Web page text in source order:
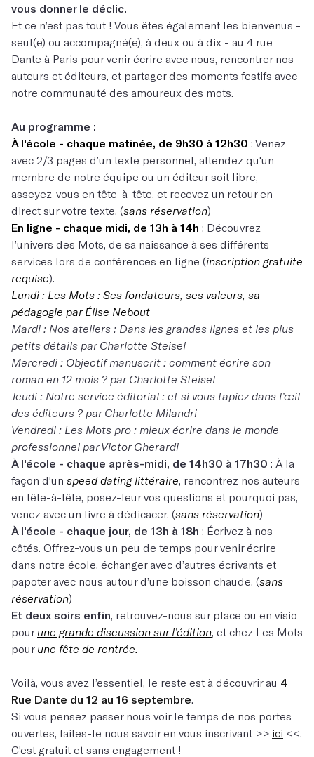
vous donner le déclic.
Et ce n’est pas tout ! Vous êtes également les bienvenus -
seul(e) ou accompagné(e), à deux ou à dix - au 4 rue
Dante à Paris pour venir écrire avec nous, rencontrer nos
auteurs et éditeurs, et partager des moments festifs avec
notre communauté des amoureux des mots.
Au programme :
À l'école - chaque matinée, de 9h30 à 12h30 : Venez
avec 2/3 pages d’un texte personnel, attendez qu'un
membre de notre équipe ou un éditeur soit libre,
asseyez-vous en tête-à-tête, et recevez un retour en
direct sur votre texte. (sans réservation)
En ligne - chaque midi, de 13h à 14h : Découvrez
l’univers des Mots, de sa naissance à ses différents
services lors de conférences en ligne (inscription gratuite
requise).
Lundi : Les Mots : Ses fondateurs, ses valeurs, sa
pédagogie par Élise Nebout
Mardi : Nos ateliers : Dans les grandes lignes et les plus
petits détails par Charlotte Steisel
Mercredi : Objectif manuscrit : comment écrire son
roman en 12 mois ? par Charlotte Steisel
Jeudi : Notre service éditorial : et si vous tapiez dans l’œil
des éditeurs ? par Charlotte Milandri
Vendredi : Les Mots pro : mieux écrire dans le monde
professionnel par Victor Gherardi
À l'école - chaque après-midi, de 14h30 à 17h30 : À la
façon d'un speed dating littéraire, rencontrez nos auteurs
en tête-à-tête, posez-leur vos questions et pourquoi pas,
venez avec un livre à dédicacer. (sans réservation)
À l'école - chaque jour, de 13h à 18h : Écrivez à nos
côtés. Offrez-vous un peu de temps pour venir écrire
dans notre école, échanger avec d’autres écrivants et
papoter avec nous autour d’une boisson chaude. (sans
réservation)
Et deux soirs enfin, retrouvez-nous sur place ou en visio
pour une grande discussion sur l’édition, et chez Les Mots
pour une fête de rentrée.
Voilà, vous avez l’essentiel, le reste est à découvrir au 4
Rue Dante du 12 au 16 septembre.
Si vous pensez passer nous voir le temps de nos portes
ouvertes, faites-le nous savoir en vous inscrivant >> ici <<.
C'est gratuit et sans engagement !